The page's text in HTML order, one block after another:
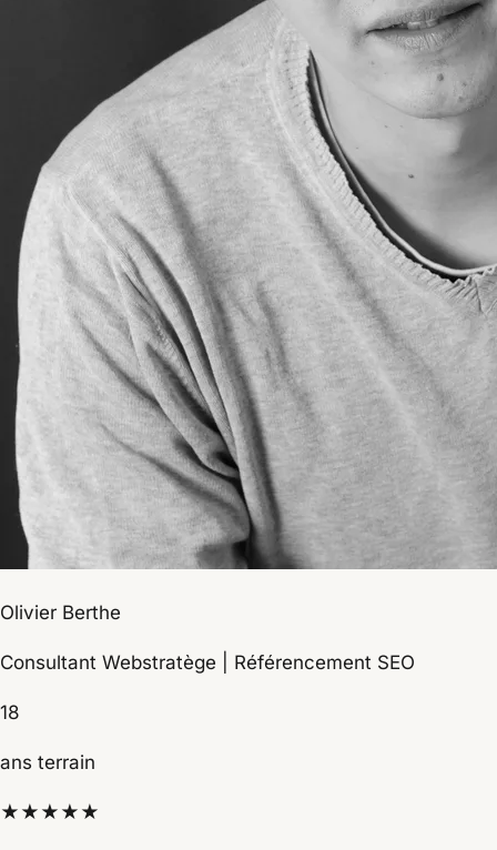
Olivier Berthe
Consultant Webstratège | Référencement SEO
18
ans terrain
★★★★★